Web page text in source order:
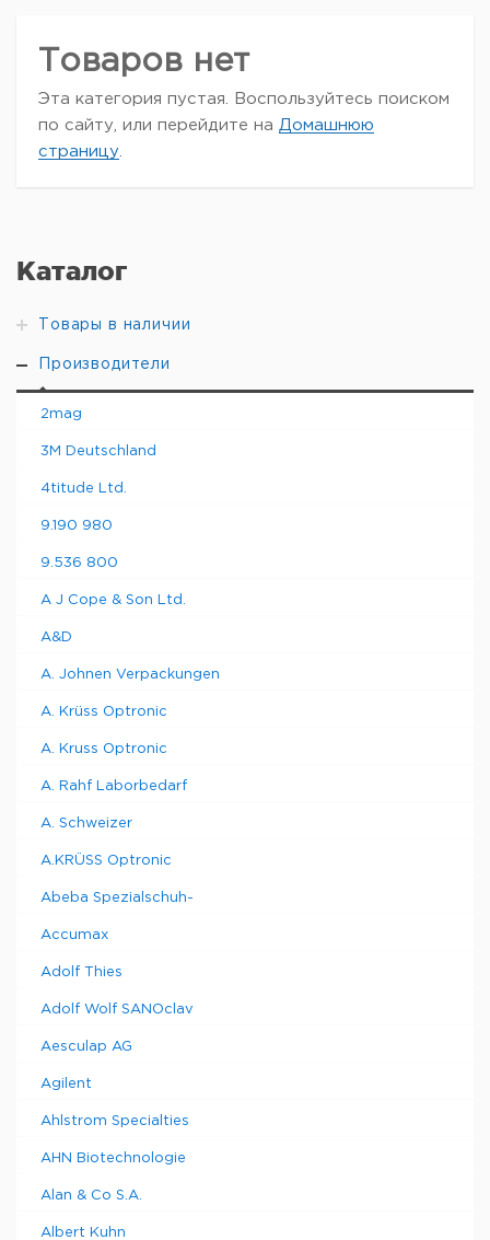
Каталог
Товары в наличии
Производители
2mag
3M Deutschland
4titude Ltd.
9.190 980
9.536 800
A J Cope & Son Ltd.
A&D
A. Johnen Verpackungen
A. Krüss Optronic
A. Kruss Optronic
A. Rahf Laborbedarf
A. Schweizer
A.KRÜSS Optronic
Abeba Spezialschuh-
Accumax
Adolf Thies
Adolf Wolf SANOclav
Aesculap AG
Agilent
Ahlstrom Specialties
AHN Biotechnologie
Alan & Co S.A.
Albert Kuhn
Товаров нет
Эта категория пустая. Воспользуйтесь поиском
по сайту, или перейдите на Домашнюю
страницу